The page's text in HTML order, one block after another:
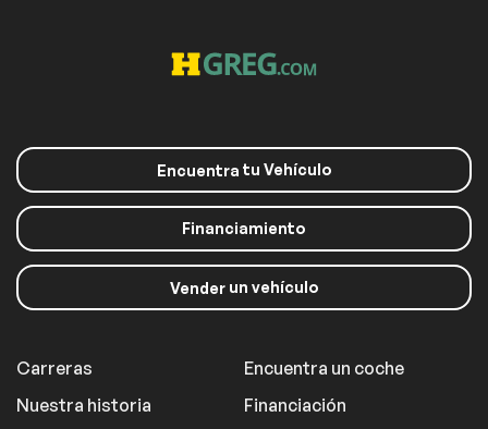
Encuentra tu Vehículo
Financiamiento
Venderun vehículo
Carreras
Nuestra historia
Encuentra un coche
Financiación